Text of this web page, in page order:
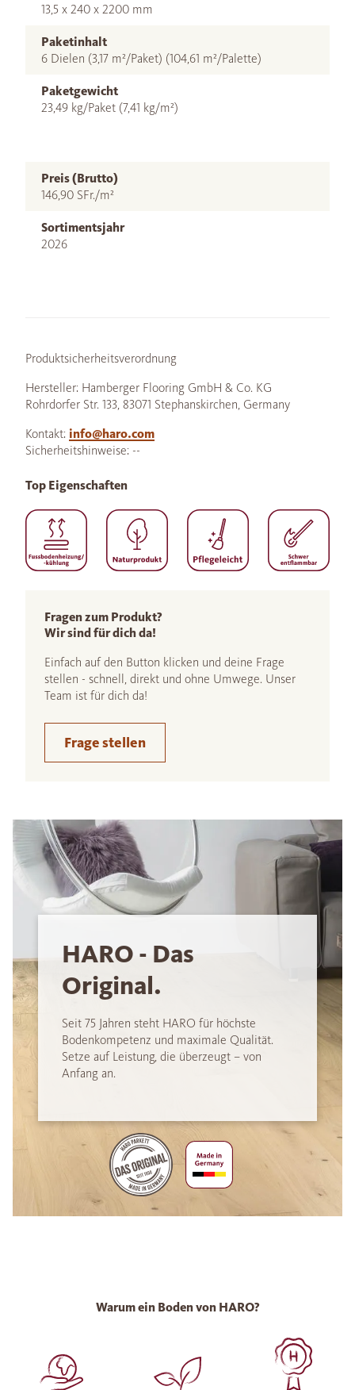
13,5 x 240 x 2200 mm
Paketinhalt
6 Dielen (3,17 m²/Paket) (104,61 m²/Palette)
Paketgewicht
23,49 kg/Paket (7,41 kg/m²)
Preis (Brutto)
146,90 SFr./m²
Sortimentsjahr
2026
Produktsicherheitsverordnung
Hersteller: Hamberger Flooring GmbH & Co. KG
Rohrdorfer Str. 133, 83071 Stephanskirchen, Germany
Kontakt: info@haro.com
Sicherheitshinweise: --
Fragen zum Produkt?
Wir sind für dich da!
Einfach auf den Button klicken und deine Frage
stellen - schnell, direkt und ohne Umwege. Unser
Team ist für dich da!
Frage stellen
Top Eigenschaften
HARO - Das
Original.
Seit 75 Jahren steht HARO für höchste
Bodenkompetenz und maximale Qualität.
Setze auf Leistung, die überzeugt – von
Anfang an.
Warum ein Boden von HARO?